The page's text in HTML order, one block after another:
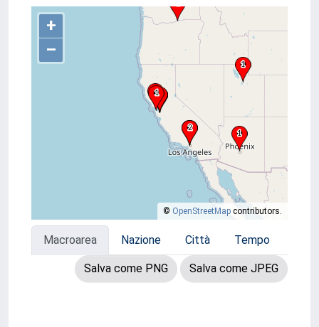
+
–
© OpenStreetMap contributors.
Macroarea Nazione Città Tempo
Salva come PNG Salva come JPEG